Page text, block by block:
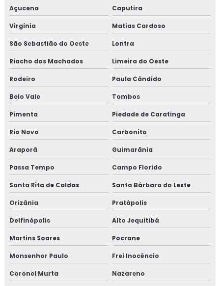
Açucena Caputira
Virgínia Matias Cardoso
São Sebastião do Oeste Lontra
Riacho dos Machados Limeira do Oeste
Rodeiro Paula Cândido
Belo Vale Tombos
Pimenta Piedade de Caratinga
Rio Novo Carbonita
Araporã Guimarânia
Passa Tempo Campo Florido
Santa Rita de Caldas Santa Bárbara do Leste
Orizânia Pratápolis
Delfinópolis Alto Jequitibá
Martins Soares Pocrane
Monsenhor Paulo Frei Inocêncio
Coronel Murta Nazareno